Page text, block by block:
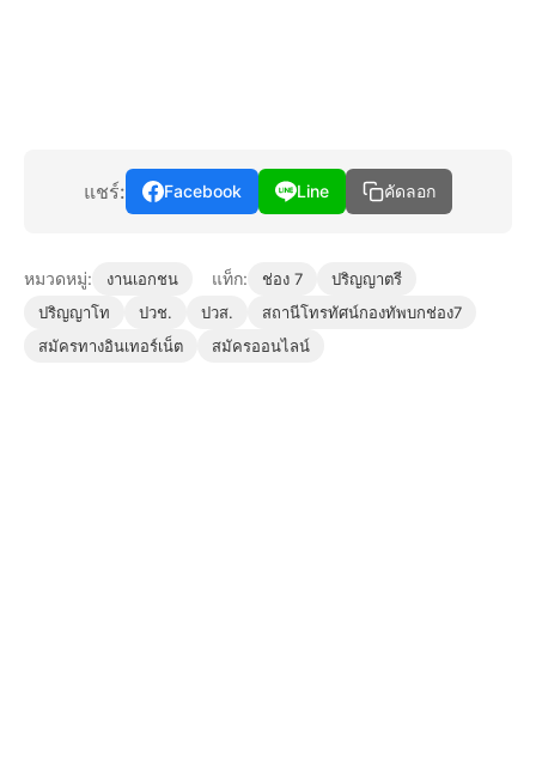
แชร์: Facebook Line คัดลอก
หมวดหมู่: งานเอกชน แท็ก: ช่อง 7
ปริญญาตรี
ปริญญาโท
ปวช. ปวส.
สถานีโทรทัศน์กองทัพบกช่อง7
สมัครทางอินเทอร์เน็ต
สมัครออนไลน์